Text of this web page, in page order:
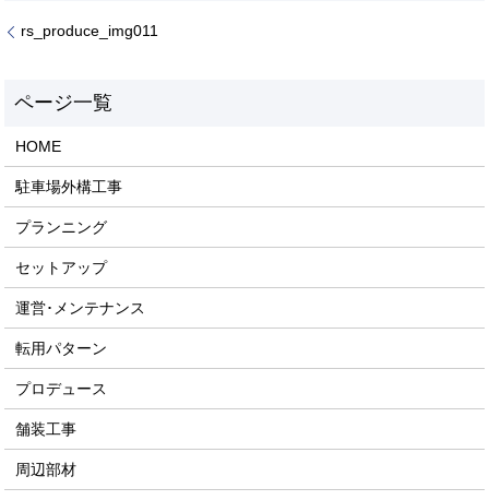
rs_produce_img011
HOME
駐車場外構工事
プランニング
セットアップ
運営･メンテナンス
転用パターン
プロデュース
舗装工事
周辺部材